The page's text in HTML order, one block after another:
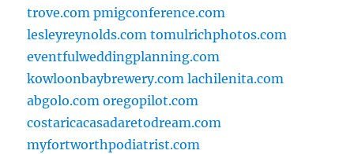
trove.com pmigconference.com
lesleyreynolds.com tomulrichphotos.com
eventfulweddingplanning.com
kowloonbaybrewery.com lachilenita.com
abgolo.com oregopilot.com
costaricacasadaretodream.com
myfortworthpodiatrist.com